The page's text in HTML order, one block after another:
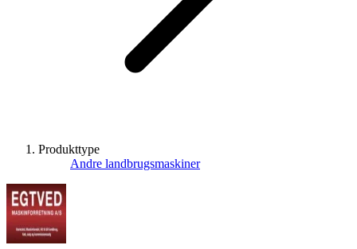
Produkttype
Andre landbrugsmaskiner